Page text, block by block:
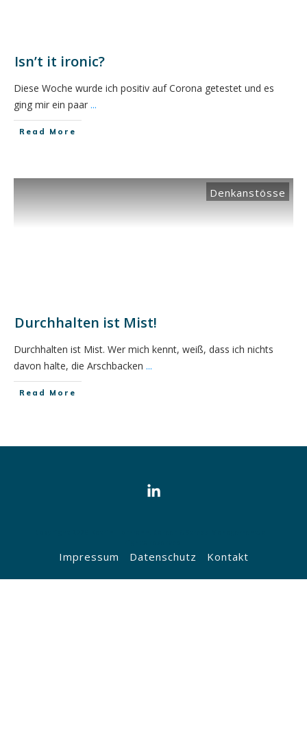
Isn’t it ironic?
Diese Woche wurde ich positiv auf Corona getestet und es
ging mir ein paar ...
​Read More
Denkanstösse
Durchhalten ist Mist!
Durchhalten ist Mist. Wer mich kennt, weiß, dass ich nichts
davon halte, die Arschbacken ...
​Read More
Impressum Datenschutz Kontakt